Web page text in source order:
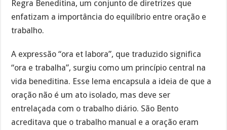
Regra Beneditina, um conjunto de diretrizes que
enfatizam a importância do equilíbrio entre oração e
trabalho.
A expressão “ora et labora”, que traduzido significa
“ora e trabalha”, surgiu como um princípio central na
vida beneditina. Esse lema encapsula a ideia de que a
oração não é um ato isolado, mas deve ser
entrelaçada com o trabalho diário. São Bento
acreditava que o trabalho manual e a oração eram